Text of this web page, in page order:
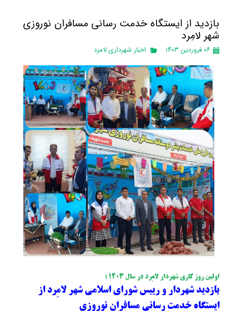
بازدید از ایستگاه خدمت رسانی مسافران نوروزی
شهر لامِرد
۰۶ فروردین ۱۴۰۳ اخبار شهرداری لامرد
اولین روز کاری شهردار لامِرد در سال ۱۴۰۳ :
بازدید شهردار و رییس شورای اسلامی شهر لامِرد از
ایستگاه خدمت رسانی مسافران نوروزی